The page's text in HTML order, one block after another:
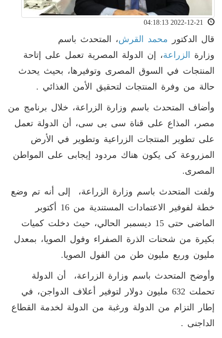
قال الدكتور محمد القرش، المتحدث باسم
وزارة الزراعة، إن الدولة المصرية تعمل على إتاحة
المنتجات في السوق المصرى وتوفيرها، بحيث يحدث
حالة من وفرة المنتجات لتحقيق الأمن الغذائي .
وأضاف المتحدث باسم وزارة الزراعة، خلال برنامج من
مصر، المذاع على قناة سى بى سى، أن الدولة تعمل
على تطوير المنتجات الزراعية وتطوير في الأرض
المزروعة كى يكون هناك مردود إيجابى على المواطن
المصرى.
ولفت المتحدث باسم وزارة الزراعة، إلى أنه تم وضع
خطة لفوفير الاعتمادات المستندية من 16 أكتوبر
الماضى حتى 15 ديسمبر الحالي، حيث دخلت كميات
بكيرة من شحنات الذرة الصفراء وفول الصويا، بمعدل
مليون وربع مليون طن من الفول الصويا.
وأوضح المتحدث باسم وزارة الزراعة، أن الدولة
تحملت 632 مليون دولار لتوفير أعلاف الدواجن، في
إطار التزام من الدولة ورغبة من الدولة لخدمة القطاع
الداجنى .